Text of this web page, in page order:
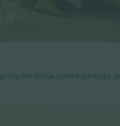
bet dažnai nutinka priešingai: